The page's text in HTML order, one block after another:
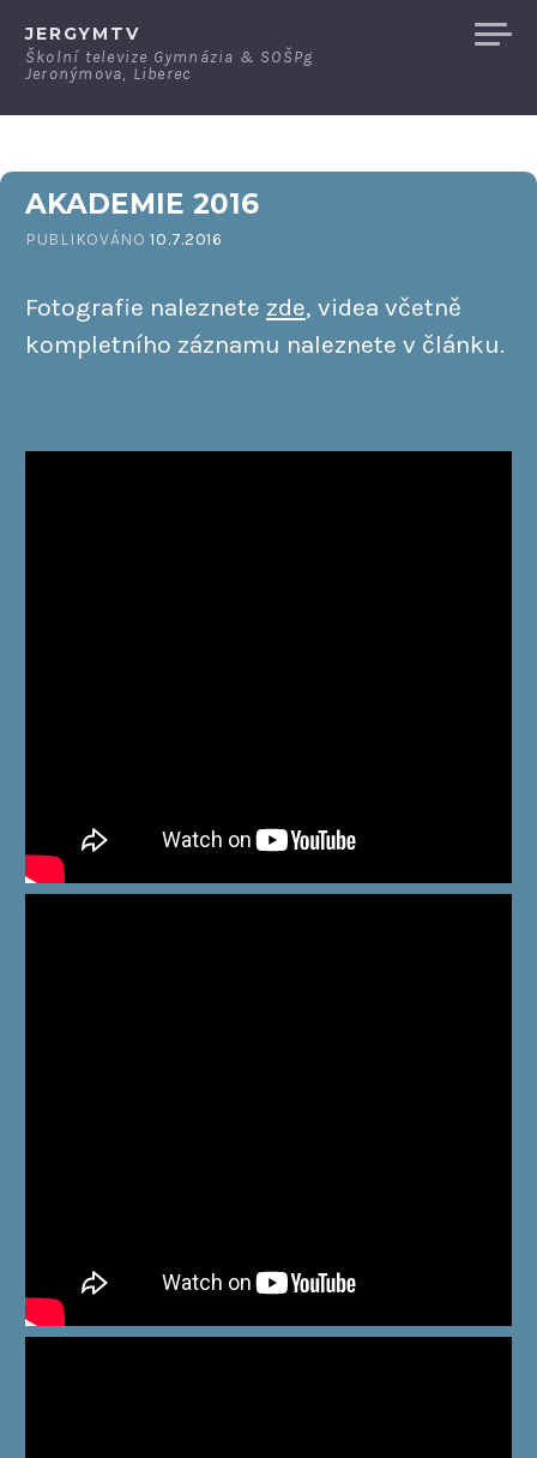
JERGYMTV
Školní televize Gymnázia & SOŠPg
Jeronýmova, Liberec
AKADEMIE 2016
PUBLIKOVÁNO10.7.2016
Fotografie naleznete zde, videa včetně
kompletního záznamu naleznete v článku.